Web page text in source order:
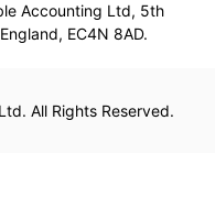
Accounting Ltd, 5th
EC4N 8AD.
All Rights Reserved.